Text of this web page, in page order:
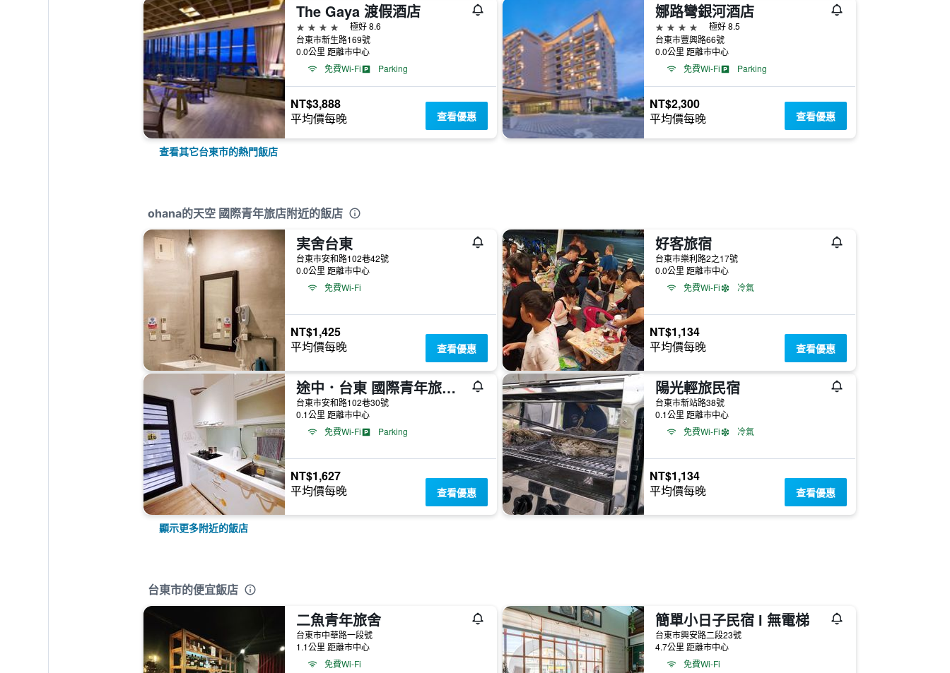
The Gaya 渡假酒店
4星級
極好 8.6
台東市新生路169號
0.0公里 距離市中心
免費Wi-Fi
Parking
NT$3,888
平均價每晚 查看優惠
娜路彎銀河酒店
4星級
極好 8.5
台東市豐興路66號
0.0公里 距離市中心
免費Wi-Fi
Parking
NT$2,300
平均價每晚 查看優惠
查看其它台東市的熱門飯店
ohana的天空 國際青年旅店附近的飯店
実舍台東
台東市安和路102巷42號
0.0公里 距離市中心
免費Wi-Fi
NT$1,425
平均價每晚 查看優惠
好客旅宿
台東市樂利路2之17號
0.0公里 距離市中心
免費Wi-Fi
冷氣
NT$1,134
平均價每晚 查看優惠
途中．台東 國際青年旅舍背包客
台東市安和路102巷30號
0.1公里 距離市中心
免費Wi-Fi
Parking
NT$1,627
平均價每晚 查看優惠
陽光輕旅民宿
台東市新站路38號
0.1公里 距離市中心
免費Wi-Fi
冷氣
NT$1,134
平均價每晚 查看優惠
顯示更多附近的飯店
台東市的便宜飯店
二魚青年旅舍
台東市中華路一段號
1.1公里 距離市中心
免費Wi-Fi
簡單小日子民宿 l 無電梯
台東市興安路二段23號
4.7公里 距離市中心
免費Wi-Fi